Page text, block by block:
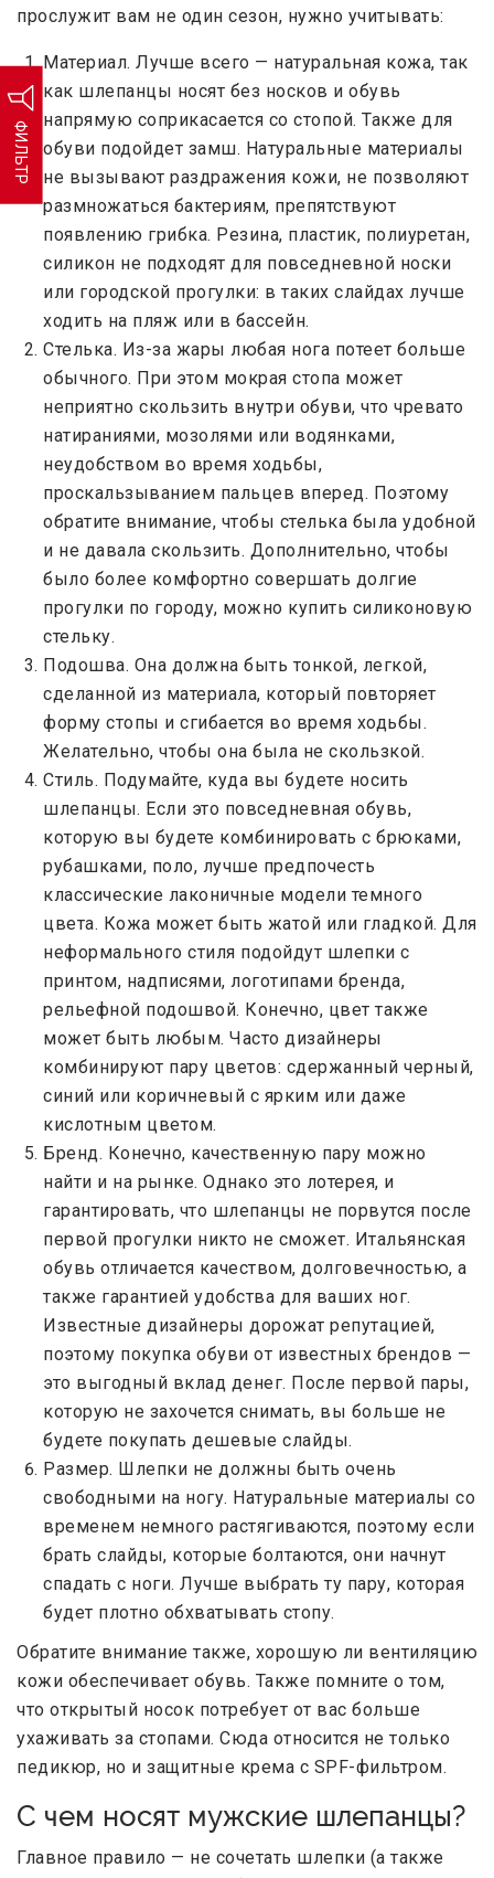
ФИЛЬТР
прослужит вам не один сезон, нужно учитывать:
Материал. Лучше всего — натуральная кожа, так
как шлепанцы носят без носков и обувь
напрямую соприкасается со стопой. Также для
обуви подойдет замш. Натуральные материалы
не вызывают раздражения кожи, не позволяют
размножаться бактериям, препятствуют
появлению грибка. Резина, пластик, полиуретан,
силикон не подходят для повседневной носки
или городской прогулки: в таких слайдах лучше
ходить на пляж или в бассейн.
Стелька. Из-за жары любая нога потеет больше
обычного. При этом мокрая стопа может
неприятно скользить внутри обуви, что чревато
натираниями, мозолями или водянками,
неудобством во время ходьбы,
проскальзыванием пальцев вперед. Поэтому
обратите внимание, чтобы стелька была удобной
и не давала скользить. Дополнительно, чтобы
было более комфортно совершать долгие
прогулки по городу, можно купить силиконовую
стельку.
Подошва. Она должна быть тонкой, легкой,
сделанной из материала, который повторяет
форму стопы и сгибается во время ходьбы.
Желательно, чтобы она была не скользкой.
Стиль. Подумайте, куда вы будете носить
шлепанцы. Если это повседневная обувь,
которую вы будете комбинировать с брюками,
рубашками, поло, лучше предпочесть
классические лаконичные модели темного
цвета. Кожа может быть жатой или гладкой. Для
неформального стиля подойдут шлепки с
принтом, надписями, логотипами бренда,
рельефной подошвой. Конечно, цвет также
может быть любым. Часто дизайнеры
комбинируют пару цветов: сдержанный черный,
синий или коричневый с ярким или даже
кислотным цветом.
Бренд. Конечно, качественную пару можно
найти и на рынке. Однако это лотерея, и
гарантировать, что шлепанцы не порвутся после
первой прогулки никто не сможет. Итальянская
обувь отличается качеством, долговечностью, а
также гарантией удобства для ваших ног.
Известные дизайнеры дорожат репутацией,
поэтому покупка обуви от известных брендов —
это выгодный вклад денег. После первой пары,
которую не захочется снимать, вы больше не
будете покупать дешевые слайды.
Размер. Шлепки не должны быть очень
свободными на ногу. Натуральные материалы со
временем немного растягиваются, поэтому если
брать слайды, которые болтаются, они начнут
спадать с ноги. Лучше выбрать ту пару, которая
будет плотно обхватывать стопу.
Обратите внимание также, хорошую ли вентиляцию
кожи обеспечивает обувь. Также помните о том,
что открытый носок потребует от вас больше
ухаживать за стопами. Сюда относится не только
педикюр, но и защитные крема с SPF-фильтром.
С чем носят мужские шлепанцы?
Главное правило — не сочетать шлепки (а также